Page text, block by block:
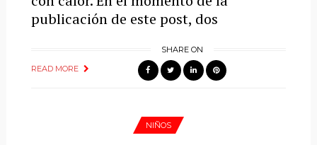
publicación de este post, dos
READ MORE
SHARE ON
NIÑOS